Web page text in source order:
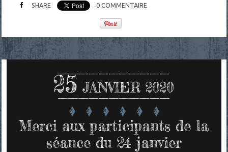
SHARE 0 COMMENTAIRE
25 JANVIER 2020
Merci aux participants de la
séance du 24 janvier